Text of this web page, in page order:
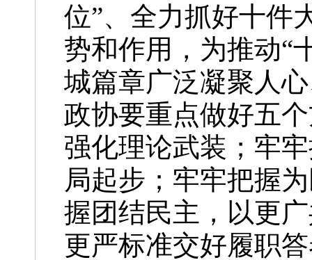
位”、全力抓好十件
势和作用，为推动“
城篇章广泛凝聚人
政协要重点做好五
强化理论武装；牢
局起步；牢牢把握
握团结民主，以更
更严标准交好履职